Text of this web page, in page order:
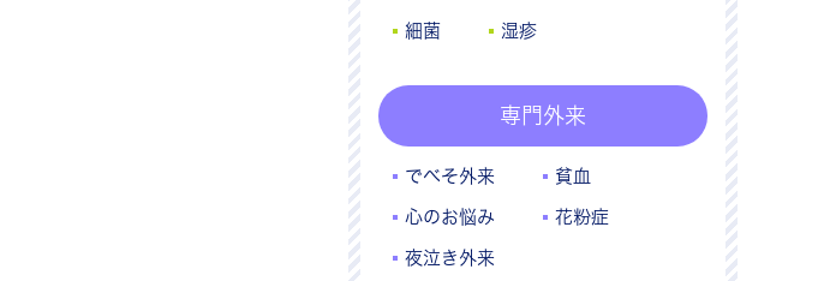
細菌 湿疹
専門外来
でべそ外来 貧血
心のお悩み 花粉症
夜泣き外来